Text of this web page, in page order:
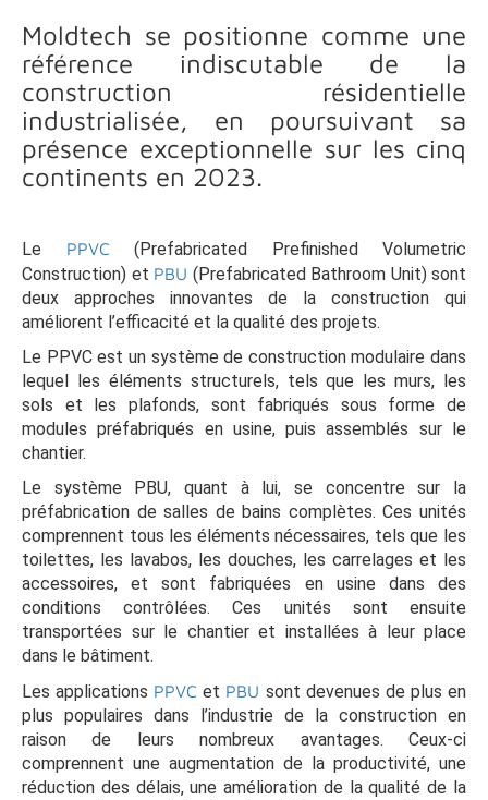
Moldtech se positionne comme une
référence indiscutable de la
construction résidentielle
industrialisée, en poursuivant sa
présence exceptionnelle sur les cinq
continents en 2023.
Le PPVC (Prefabricated Prefinished Volumetric
Construction) et PBU (Prefabricated Bathroom Unit) sont
deux approches innovantes de la construction qui
améliorent l’efficacité et la qualité des projets.
Le PPVC est un système de construction modulaire dans
lequel les éléments structurels, tels que les murs, les
sols et les plafonds, sont fabriqués sous forme de
modules préfabriqués en usine, puis assemblés sur le
chantier.
Le système PBU, quant à lui, se concentre sur la
préfabrication de salles de bains complètes. Ces unités
comprennent tous les éléments nécessaires, tels que les
toilettes, les lavabos, les douches, les carrelages et les
accessoires, et sont fabriquées en usine dans des
conditions contrôlées. Ces unités sont ensuite
transportées sur le chantier et installées à leur place
dans le bâtiment.
Les applications PPVC et PBU sont devenues de plus en
plus populaires dans l’industrie de la construction en
raison de leurs nombreux avantages. Ceux-ci
comprennent une augmentation de la productivité, une
réduction des délais, une amélioration de la qualité de la